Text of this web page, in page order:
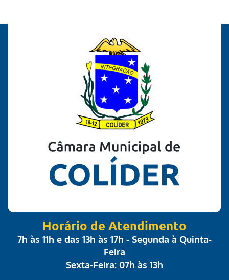
Horário de Atendimento
7h às 11h e das 13h às 17h - Segunda à Quinta-
Feira
Sexta-Feira: 07h às 13h